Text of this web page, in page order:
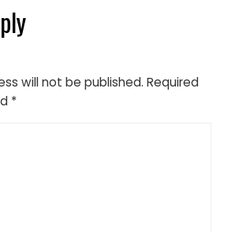
will not be published. Required
*